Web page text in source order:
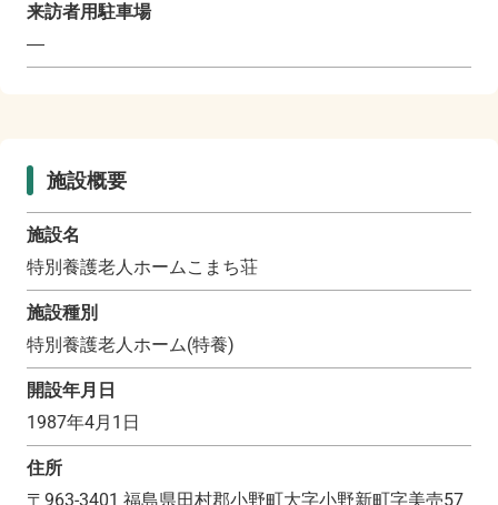
来訪者用駐車場
―
施設概要
施設名
特別養護老人ホームこまち荘
施設種別
特別養護老人ホーム(特養)
開設年月日
1987年4月1日
住所
〒 963-3401 福島県田村郡小野町大字小野新町字美売57